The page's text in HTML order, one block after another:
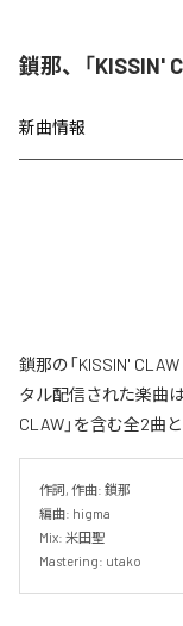
鎖那、「KISSIN'
新曲情報
鎖那の「KISSIN'
タル配信された楽曲は
CLAW」を含む全2曲
作詞, 作曲: 鎖那
編曲: higma
Mix: 米田聖
Mastering: utako